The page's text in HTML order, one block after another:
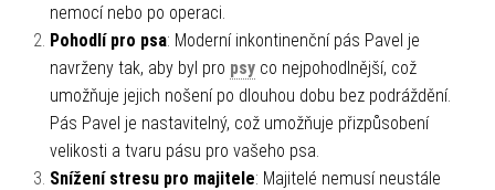
nemocí nebo po operaci.
Pohodlí pro psa: Moderní inkontinenční pás Pavel je
navrženy tak, aby byl pro psy co nejpohodlnější, což
umožňuje jejich nošení po dlouhou dobu bez podráždění.
Pás Pavel je nastavitelný, což umožňuje přizpůsobení
velikosti a tvaru pásu pro vašeho psa.
Snížení stresu pro majitele: Majitelé nemusí neustále